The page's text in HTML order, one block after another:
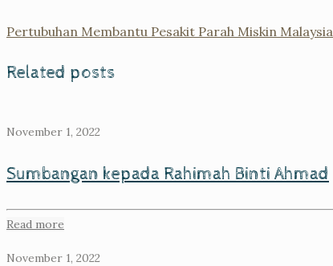
Pertubuhan Membantu Pesakit Parah Miskin Malaysia
Related posts
November 1, 2022
Sumbangan kepada Rahimah Binti Ahmad
Read more
November 1, 2022